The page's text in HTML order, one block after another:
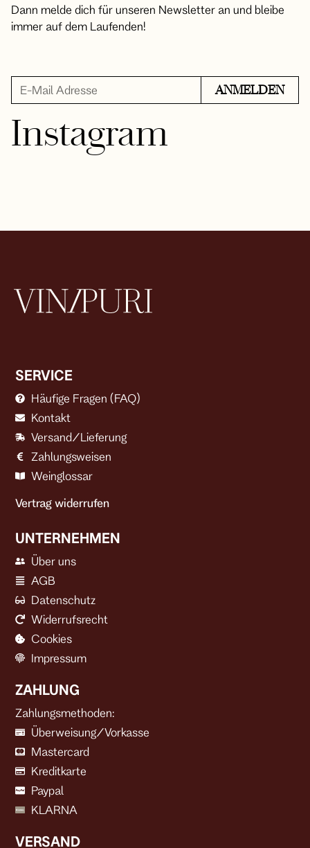
Dann melde dich für unseren Newsletter an und bleibe
immer auf dem Laufenden!
Instagram
SERVICE
Häufige Fragen (FAQ)
Kontakt
Versand/Lieferung
Zahlungsweisen
Weinglossar
Vertrag widerrufen
UNTERNEHMEN
Über uns
AGB
Datenschutz
Widerrufsrecht
Cookies
Impressum
ZAHLUNG
Zahlungsmethoden:
Überweisung/Vorkasse
Mastercard
Kreditkarte
Paypal
KLARNA
VERSAND